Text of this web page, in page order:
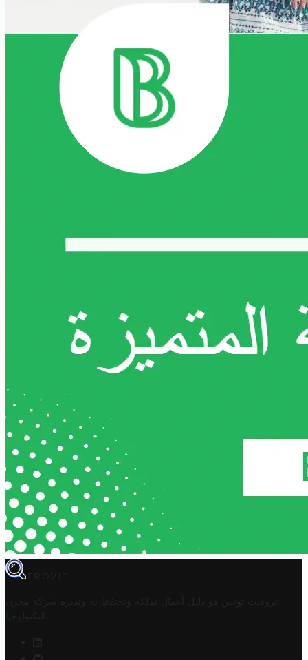
TROVIT
تروفيت تونس هو دليل أعمال تملكه وتحتفظ به وتديره
شركة مخزن
التكنولوجيا